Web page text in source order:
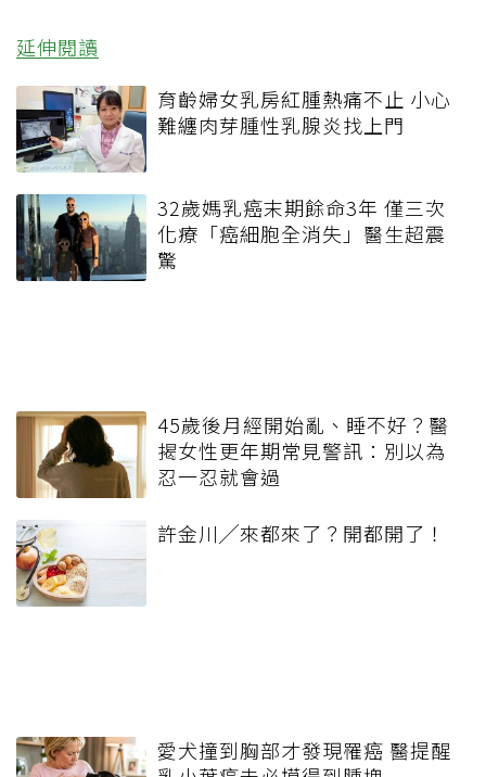
延伸閱讀
育齡婦女乳房紅腫熱痛不止 小心
難纏肉芽腫性乳腺炎找上門
32歲媽乳癌末期餘命3年 僅三次
化療「癌細胞全消失」醫生超震
驚
45歲後月經開始亂、睡不好？醫
揭女性更年期常見警訊：別以為
忍一忍就會過
許金川╱來都來了？開都開了！
愛犬撞到胸部才發現罹癌 醫提醒